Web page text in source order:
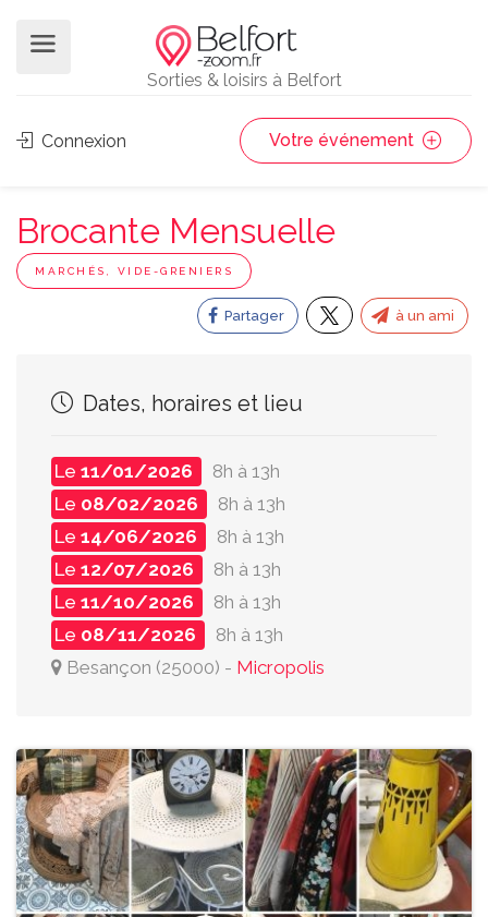
Sorties & loisirs à Belfort
Connexion Votre événement
Brocante Mensuelle
MARCHÉS, VIDE-GRENIERS
Partager à un ami
Dates, horaires et lieu
Le11/01/2026
8h à 13h
Le 08/02/2026
8h à 13h
Le14/06/2026
8h à 13h
Le12/07/2026
8h à 13h
Le11/10/2026
8h à 13h
Le 08/11/2026
8h à 13h
Besançon (25000) - Micropolis